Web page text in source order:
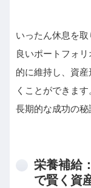
いったん休息を
良いポートフォ
的に維持し、資
くことができま
長期的な成功の秘
栄養補給
で賢く資